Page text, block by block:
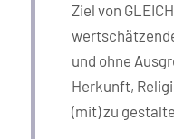
Ziel von
und ohne
Herkunft,
(mit) zu